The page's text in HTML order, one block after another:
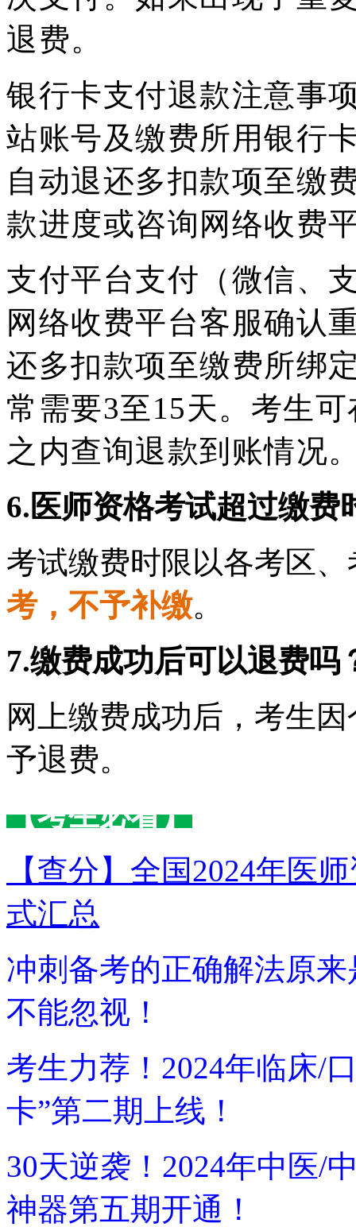
退费。
银行卡支付退款注意事
站账号及缴费所用银行
自动退还多扣款项至缴
款进度或咨询网络收费
支付平台支付（微信、
网络收费平台客服确认
还多扣款项至缴费所绑
常需要3至15天。考生
之内查询退款到账情况
6.医师资格考试超过缴费
考试缴费时限以各考区
考，不予补缴。
7.缴费成功后可以退费吗
网上缴费成功后，考生
予退费。
【考生必看】
【查分】全国2024年医
式汇总
冲刺备考的正确解法原
不能忽视！
考生力荐！2024年临床/
卡”第二期上线！
30天逆袭！2024年中医/
神器第五期开通！